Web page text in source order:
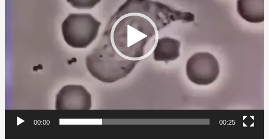
00:00 00:25